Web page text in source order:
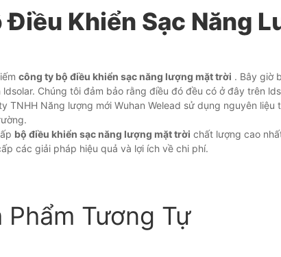
Điều Khiển Sạc Năng
công ty bộ điều khiển sạc năng lượng mặt trời . Bây giờ
Chúng tôi đảm bảo rằng điều đó đều có ở đây trên
TNHH Năng lượng mới Wuhan Welead sử dụng nguyên
bộ điều khiển sạc năng lượng mặt trời chất lượng cao
các giải pháp hiệu quả và lợi ích về chi phí.
Phẩm Tương Tự